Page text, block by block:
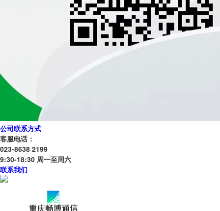
公司联系方式
客服电话：
023-8638 2199
9:30-18:30 周一至周六
联系我们